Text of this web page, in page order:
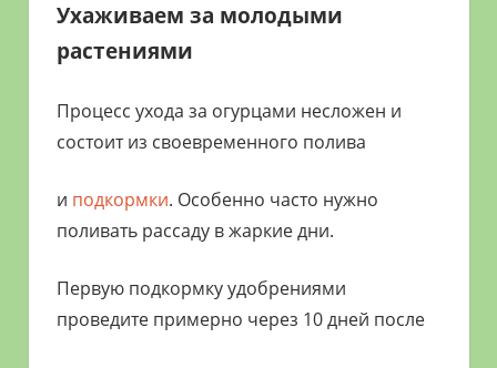
Ухаживаем за молодыми
растениями
Процесс ухода за огурцами несложен и
состоит из своевременного полива
и подкормки. Особенно часто нужно
поливать рассаду в жаркие дни.
Первую подкормку удобрениями
проведите примерно через 10 дней после